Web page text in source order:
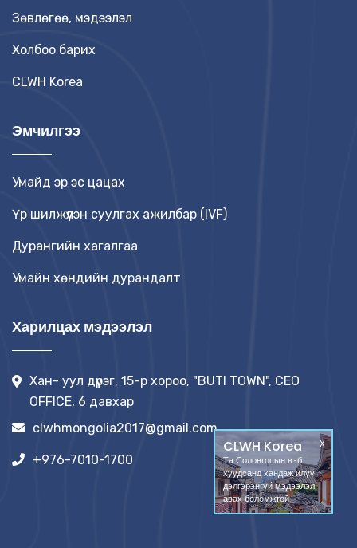
Зөвлөгөө, мэдээлэл
Холбоо барих
CLWH Korea
Эмчилгээ
Умайд эр эс цацах
Үр шилжүүлэн суулгах ажилбар (IVF)
Дурангийн хагалгаа
Умайн хөндийн дурандалт
Харилцах мэдээлэл
Хан- уул дүүрэг, 15-р хороо, "BUTI TOWN", CEO
OFFICE, 6 давхар
clwhmongolia2017@gmail.com
+976-7010-1700
X
CLWH Korea
Та Солонгосын вэб
хуудсанд хандаж илүү
дэлгэрэнгүй мэдээлэл
авах боломжтой